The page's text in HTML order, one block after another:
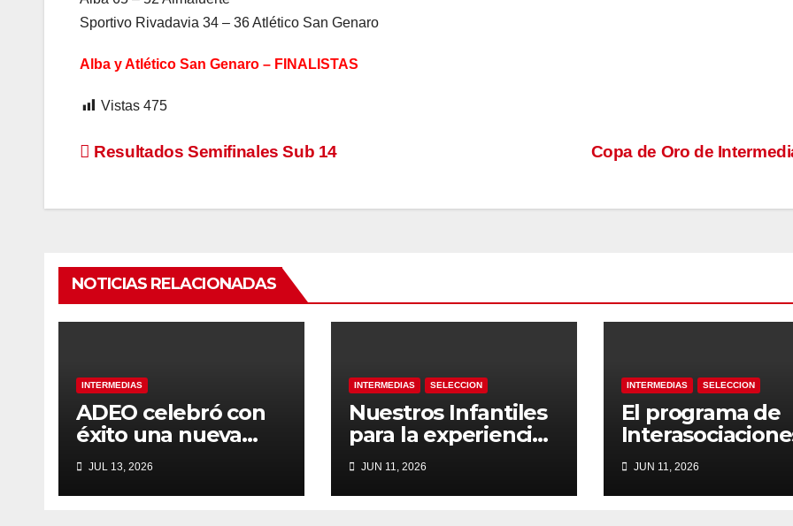
Sportivo Rivadavia 34 – 36 Atlético San Genaro
Alba y Atlético San Genaro – FINALISTAS
Vistas 475
Navegación
Copa de Oro de
Resultados Semifinales Sub 14
NOTICIAS RELACIONADAS
INTERMEDIAS
ADEO celebró con
éxito una nueva
edición del Torneo
Hermanos Brussino
JUL 13, 2026
INTERMEDIAS SELECCION
Nuestros Infantiles
para la experiencia
Tostado
JUN 11, 2026
INTERMEDIAS SELECCION
El programa de
de Infantiles
que se realiza
Tostado
JUN 11, 2026